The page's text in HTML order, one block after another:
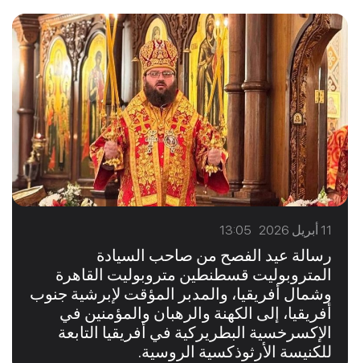
11 أبريل 2026 13:05
رسالة عيد الفصح من صاحب السيادة
المتروبوليت قسطنطين متروبوليت القاهرة
وشمال أفريقيا، والمدبر المؤقت لإبرشية جنوب
أفريقيا، إلى الكهنة والرهبان والمؤمنين في
الإكسرخسية البطريركية في أفريقيا التابعة
للكنيسة الأرثوذكسية الروسية.